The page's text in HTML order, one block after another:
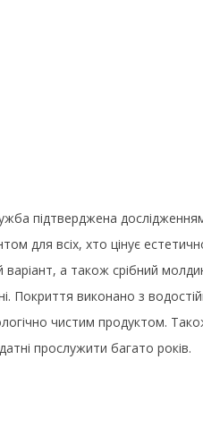
підтверджена
для всіх, хто цінує
а також срібний
Покриття виконано з
чистим продуктом.
прослужити багато років.